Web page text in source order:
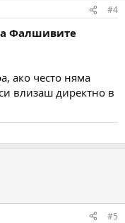
#4
Фалшивите
ако често няма
влизаш директно в
#5